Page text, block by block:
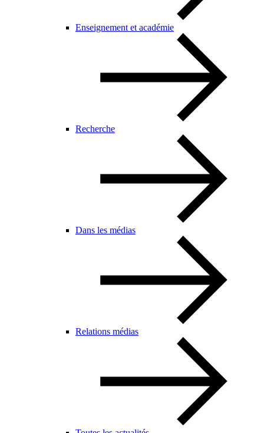
Enseignement et académie
Recherche
Dans les médias
Relations médias